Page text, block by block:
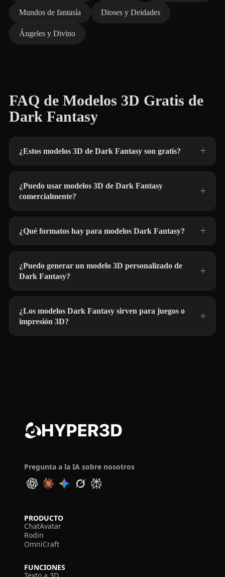
Mundos de fantasía Dioses y Deidades
Ángeles y Divino
FAQ de Modelos 3D Gratis de
Dark Fantasy
¿Estos modelos 3D de Dark Fantasy son gratis?
¿Puedo usar modelos 3D de Dark Fantasy
comercialmente?
¿Qué formatos hay para modelos Dark Fantasy?
¿Puedo generar un modelo 3D personalizado de
Dark Fantasy?
¿Los modelos Dark Fantasy sirven para juegos o
impresión 3D?
Pregunta a la IA sobre nosotros
PRODUCTO
ChatAvatar
Rodin
OmniCraft
FUNCIONES